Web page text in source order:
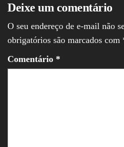
Deixe um comentário
O seu endereço de e-mail não
obrigatórios são marcados com
Comentário *